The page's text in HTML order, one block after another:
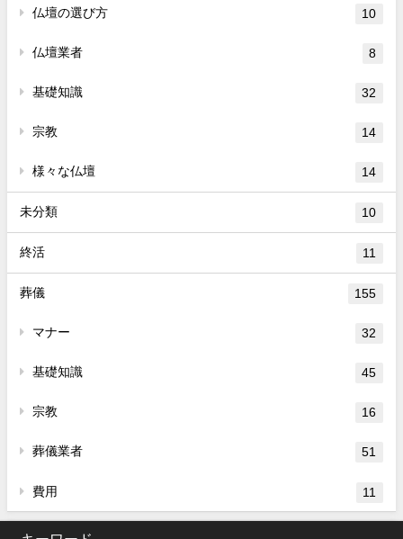
仏壇の選び方 10
仏壇業者 8
基礎知識 32
宗教 14
様々な仏壇 14
未分類 10
終活 11
葬儀 155
マナー 32
基礎知識 45
宗教 16
葬儀業者 51
費用 11